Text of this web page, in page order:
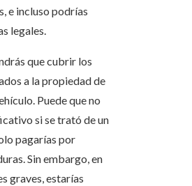
e incluso podrías
legales.
que cubrir los
a la propiedad de
Puede que no
si se trató de un
pagarías por
Sin embargo, en
graves, estarías